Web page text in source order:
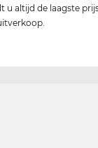
u altijd de laagste